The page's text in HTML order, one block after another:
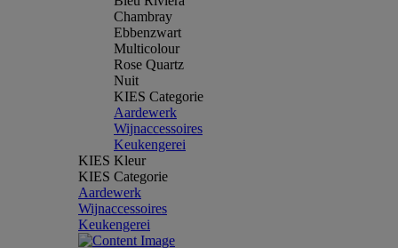
Chambray
Ebbenzwart
Multicolour
Rose Quartz
Nuit
KIES Categorie
Aardewerk
Wijnaccessoires
Keukengerei
KIES Kleur
KIES Categorie
Aardewerk
Wijnaccessoires
Keukengerei